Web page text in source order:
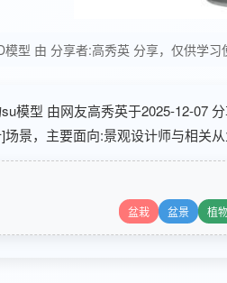
型 由 分享者:高秀英 分享，仅供学习
模型 由网友高秀英于2025-12-07
场景，主要面向:景观设计师与相关
盆栽 盆景 植